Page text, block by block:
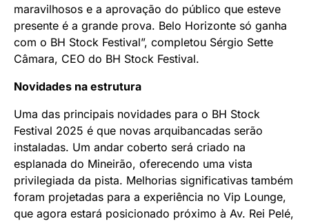
maravilhosos e a aprovação do público que esteve
presente é a grande prova. Belo Horizonte só ganha
com o BH Stock Festival”, completou Sérgio Sette
Câmara, CEO do BH Stock Festival.
Novidades na estrutura
Uma das principais novidades para o BH Stock
Festival 2025 é que novas arquibancadas serão
instaladas. Um andar coberto será criado na
esplanada do Mineirão, oferecendo uma vista
privilegiada da pista. Melhorias significativas também
foram projetadas para a experiência no Vip Lounge,
que agora estará posicionado próximo à Av. Rei Pelé,